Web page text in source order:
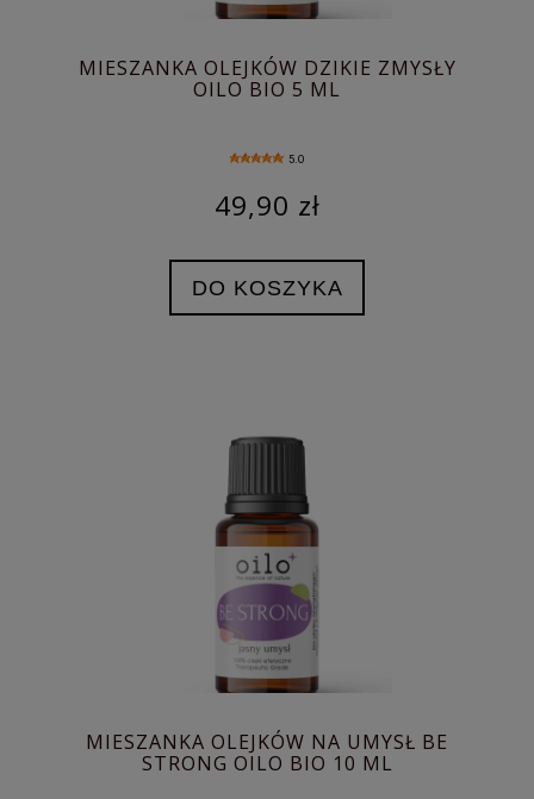
MIESZANKA OLEJKÓW DZIKIE ZMYSŁY
OILO BIO 5 ML
5.0
49,90 zł
DO KOSZYKA
MIESZANKA OLEJKÓW NA UMYSŁ BE
STRONG OILO BIO 10 ML